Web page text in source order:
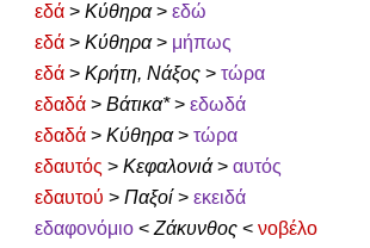
εδά > Κύθηρα> εδώ
εδά > Κύθηρα> μήπως
εδά > Κρήτη, Νάξος > τώρα
εδαδά > Βάτικα*> εδωδά
εδαδά > Κύθηρα> τώρα
εδαυτός > Κεφαλονιά> αυτός
εδαυτού > Παξοί > εκειδά
εδαφονόμιο <Ζάκυνθος < νοβέλο